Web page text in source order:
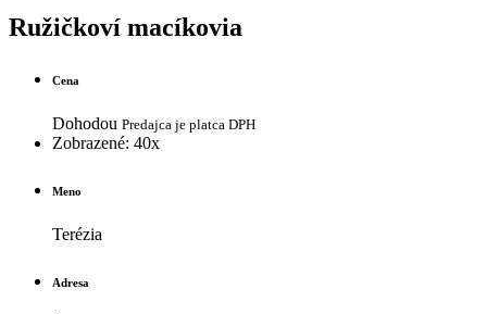
Ružičkoví macíkovia
Cena
Dohodou Predajca je platca DPH
Zobrazené: 40x
Meno
Terézia
Adresa